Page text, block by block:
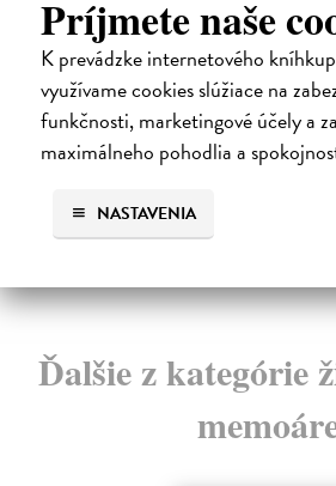
Príjmete naše
K prevádzke internetového
využívame cookies slúžiace na
funkčnosti, marketingové účely a
maximálneho pohodlia a
NASTAVENIA
Kým príde mráz
Mankell Henning| Kniha
Staršia žena uvidí muža v lesíku, ako
Muž ju zabije a zahrabe s Bibliou v ruke.
Zasielame do 14 dní
16,39 €
16,90 €
Ďalšie z kategórie